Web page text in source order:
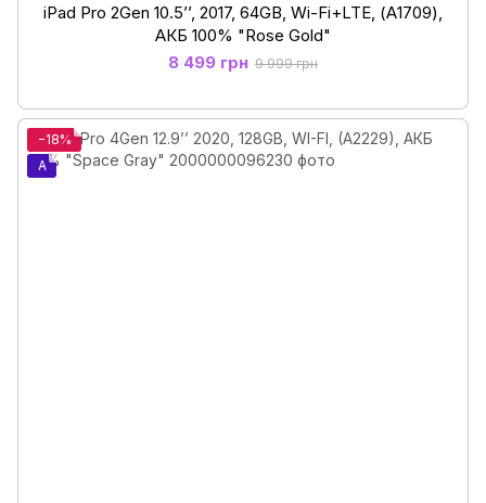
iPad Pro 2Gen 10.5’’, 2017, 64GB, Wi-Fi+LTE, (А1709),
АКБ 100% "Rose Gold"
8 499 грн 9 999 грн
−18%
A